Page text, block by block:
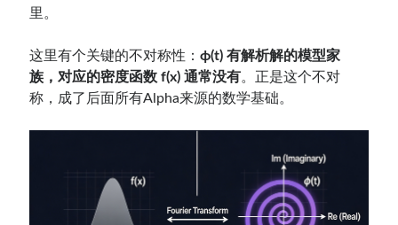
里。
这里有个关键的不对称性：ϕ(t) 有解析解的模型家
族，对应的密度函数 f(x) 通常没有。正是这个不对
称，成了后面所有Alpha来源的数学基础。